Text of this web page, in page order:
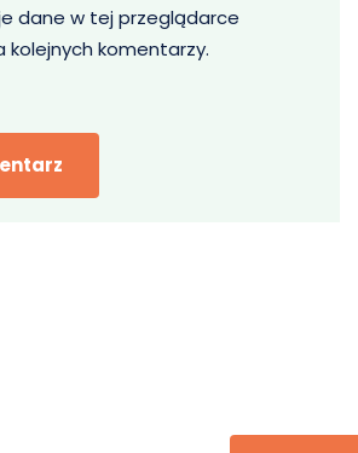
dane w tej przeglądarce
kolejnych komentarzy.